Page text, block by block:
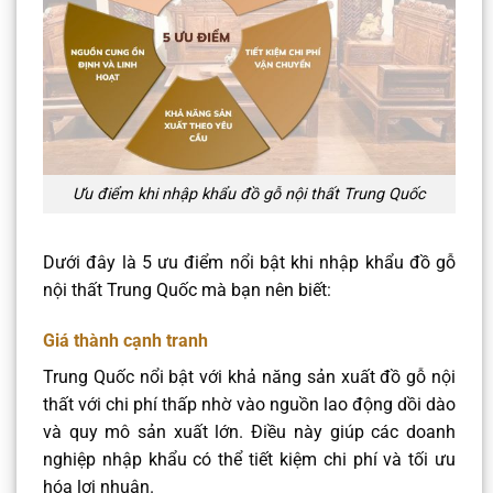
Ưu điểm khi nhập khẩu đồ gỗ nội thất Trung Quốc
Dưới đây là 5 ưu điểm nổi bật khi nhập khẩu đồ gỗ
nội thất Trung Quốc mà bạn nên biết:
Giá thành cạnh tranh
Trung Quốc nổi bật với khả năng sản xuất đồ gỗ nội
thất với chi phí thấp nhờ vào nguồn lao động dồi dào
và quy mô sản xuất lớn. Điều này giúp các doanh
nghiệp nhập khẩu có thể tiết kiệm chi phí và tối ưu
hóa lợi nhuận.​